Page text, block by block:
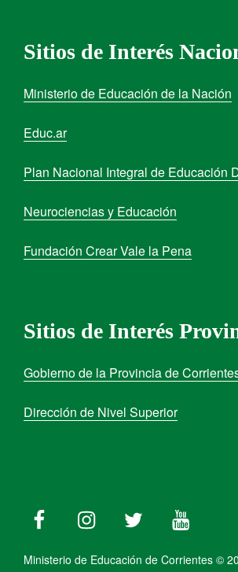
Sitios de Interés
Ministerio de Educación de la Nación
Educ.ar
Plan Nacional Integral de Educación
Neurociencias y Educación
Fundación Crear Vale la Pena
Sitios de Interés
Gobierno de la Provincia de
Dirección de Nivel Superior
Ministerio de Educación de Corrientes ©